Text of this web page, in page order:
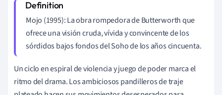
Mojo (1995): La obra rompedora de Butterworth que
ofrece una visión cruda, vívida y convincente de los
sórdidos bajos fondos del Soho de los años cincuenta.
Un ciclo en espiral de violencia y juego de poder marca el
ritmo del drama. Los ambiciosos pandilleros de traje